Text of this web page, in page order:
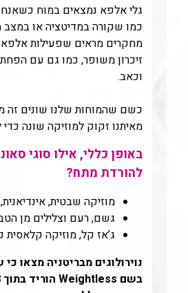
גלי אלפא נמצאים במוח
כמו שקורה במדיטציה או במצב
מחקרים מראים שפעילות
זיכרון משופר, כמו גם עם
וכאב.
כשם שהמוחות שלנו שונים זה
מאיתנו זקוק למוזיקה שונה כדי
באופן כללי, אילו סוגי
להורדת מתח?
מוזיקה שבטית,
גשם, רעם וצלילים מן
ג’אז קל, מוזיקה קלאסית
נוירולוגים מבריטניה מצאו